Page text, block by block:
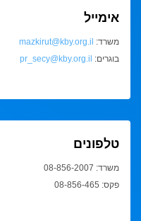
אימייל
משרד: mazkirut@kby.org.il
בוגרים: pr_secy@kby.org.il
טלפונים
משרד: 08-856-2007
פקס: 08-856-465